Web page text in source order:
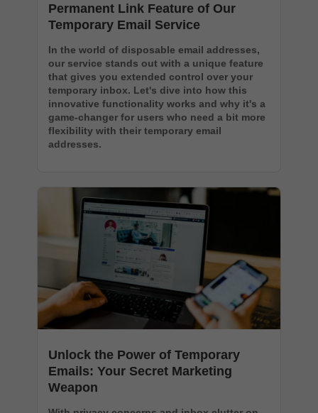
Permanent Link Feature of Our
Temporary Email Service
In the world of disposable email addresses,
our service stands out with a unique feature
that gives you extended control over your
temporary inbox. Let's dive into how this
innovative functionality works and why it's a
game-changer for users who need a bit more
flexibility with their temporary email
addresses.
Unlock the Power of Temporary
Emails: Your Secret Marketing
Weapon